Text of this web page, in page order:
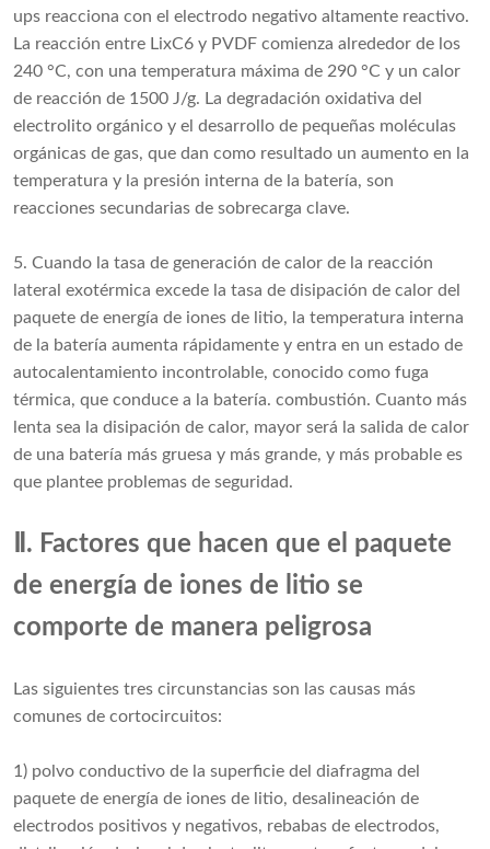
ups reacciona con el electrodo negativo altamente reactivo.
La reacción entre LixC6 y PVDF comienza alrededor de los
240 °C, con una temperatura máxima de 290 °C y un calor
de reacción de 1500 J/g. La degradación oxidativa del
electrolito orgánico y el desarrollo de pequeñas moléculas
orgánicas de gas, que dan como resultado un aumento en la
temperatura y la presión interna de la batería, son
reacciones secundarias de sobrecarga clave.
5. Cuando la tasa de generación de calor de la reacción
lateral exotérmica excede la tasa de disipación de calor del
paquete de energía de iones de litio, la temperatura interna
de la batería aumenta rápidamente y entra en un estado de
autocalentamiento incontrolable, conocido como fuga
térmica, que conduce a la batería. combustión. Cuanto más
lenta sea la disipación de calor, mayor será la salida de calor
de una batería más gruesa y más grande, y más probable es
que plantee problemas de seguridad.
Ⅱ. Factores que hacen que el paquete
de energía de iones de litio se
comporte de manera peligrosa
Las siguientes tres circunstancias son las causas más
comunes de cortocircuitos:
1) polvo conductivo de la superficie del diafragma del
paquete de energía de iones de litio, desalineación de
electrodos positivos y negativos, rebabas de electrodos,